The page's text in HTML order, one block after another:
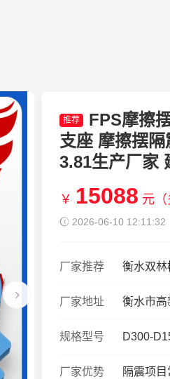
推荐
FPS摩擦
支座 摩擦摆
3.81生产厂家
￥ 15088 元（
2026-06-10 12:11:32
厂家推荐 衡水双林
厂家地址 衡水市高
规格型号 D300-
厂家优势 隔震项